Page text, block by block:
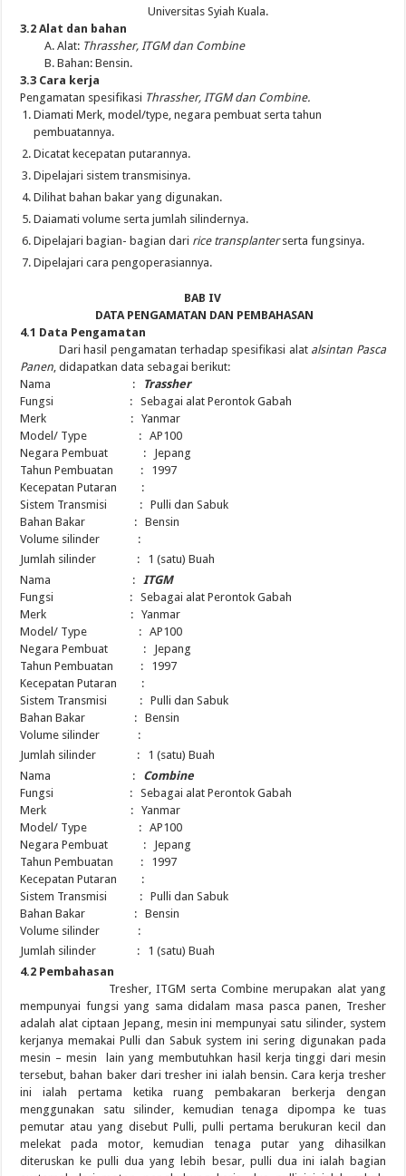
Universitas Syiah Kuala.
3.2 Alat dan bahan
A. Alat: Thrassher, ITGM dan Combine
B. Bahan: Bensin.
3.3 Cara kerja
Pengamatan spesifikasi Thrassher, ITGM dan Combine.
Diamati Merk, model/type, negara pembuat serta tahun
pembuatannya.
Dicatat kecepatan putarannya.
Dipelajari sistem transmisinya.
Dilihat bahan bakar yang digunakan.
Daiamati volume serta jumlah silindernya.
Dipelajari bagian- bagian dari rice transplanterserta fungsinya.
Dipelajari cara pengoperasiannya.
BAB IV
DATA PENGAMATAN DAN PEMBAHASAN
4.1 Data Pengamatan
Dari hasil pengamatan terhadap spesifikasi alat alsintan Pasca
Panen, didapatkan data sebagai berikut:
Nama :
Trassher
Fungsi : Sebagai alat Perontok Gabah
Merk : Yanmar
Model/ Type : AP100
Negara Pembuat : Jepang
Tahun Pembuatan : 1997
Kecepatan Putaran :
Sistem Transmisi : Pulli dan Sabuk
Bahan Bakar : Bensin
Volume silinder :
Jumlah silinder : 1 (satu) Buah
Nama :ITGM
Fungsi : Sebagai alat Perontok Gabah
Merk : Yanmar
Model/ Type : AP100
Negara Pembuat : Jepang
Tahun Pembuatan : 1997
Kecepatan Putaran :
Sistem Transmisi : Pulli dan Sabuk
Bahan Bakar : Bensin
Volume silinder :
Jumlah silinder : 1 (satu) Buah
Nama : Combine
Fungsi : Sebagai alat Perontok Gabah
Merk : Yanmar
Model/ Type : AP100
Negara Pembuat : Jepang
Tahun Pembuatan : 1997
Kecepatan Putaran :
Sistem Transmisi : Pulli dan Sabuk
Bahan Bakar : Bensin
Volume silinder :
Jumlah silinder : 1 (satu) Buah
4.2 Pembahasan
Tresher, ITGM serta Combine merupakan alat yang
mempunyai fungsi yang sama didalam masa pasca panen, Tresher
adalah alat ciptaan Jepang, mesin ini mempunyai satu silinder, system
kerjanya memakai Pulli dan Sabuk system ini sering digunakan pada
mesin – mesin lain yang membutuhkan hasil kerja tinggi dari mesin
tersebut, bahan baker dari tresher ini ialah bensin. Cara kerja tresher
ini ialah pertama ketika ruang pembakaran berkerja dengan
menggunakan satu silinder, kemudian tenaga dipompa ke tuas
pemutar atau yang disebut Pulli, pulli pertama berukuran kecil dan
melekat pada motor, kemudian tenaga putar yang dihasilkan
diteruskan ke pulli dua yang lebih besar, pulli dua ini ialah bagian